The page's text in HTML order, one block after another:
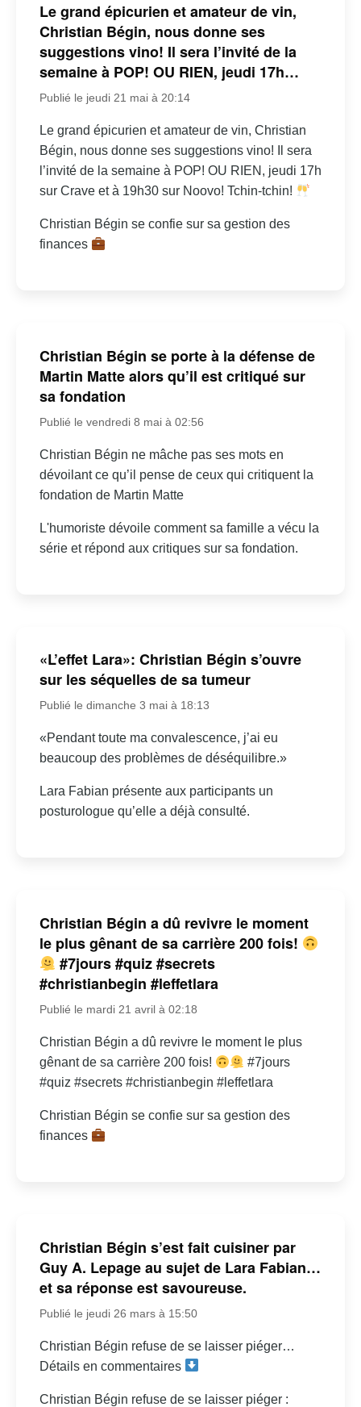
Le grand épicurien et amateur de vin,
Christian Bégin, nous donne ses
suggestions vino! Il sera l’invité de la
semaine à POP! OU RIEN, jeudi 17h…
Publié le jeudi 21 mai à 20:14
Le grand épicurien et amateur de vin, Christian
Bégin, nous donne ses suggestions vino! Il sera
l’invité de la semaine à POP! OU RIEN, jeudi 17h
sur Crave et à 19h30 sur Noovo! Tchin-tchin!
Christian Bégin se confie sur sa gestion des
finances
Christian Bégin se porte à la défense de
Martin Matte alors qu’il est critiqué sur
sa fondation
Publié le vendredi 8 mai à 02:56
Christian Bégin ne mâche pas ses mots en
dévoilant ce qu’il pense de ceux qui critiquent la
fondation de Martin Matte
L'humoriste dévoile comment sa famille a vécu la
série et répond aux critiques sur sa fondation.
«L’effet Lara»: Christian Bégin s’ouvre
sur les séquelles de sa tumeur
Publié le dimanche 3 mai à 18:13
«Pendant toute ma convalescence, j’ai eu
beaucoup des problèmes de déséquilibre.»
Lara Fabian présente aux participants un
posturologue qu’elle a déjà consulté.
Christian Bégin a dû revivre le moment
le plus gênant de sa carrière 200 fois!
#7jours #quiz #secrets
#christianbegin #leffetlara
Publié le mardi 21 avril à 02:18
Christian Bégin a dû revivre le moment le plus
gênant de sa carrière 200 fois!
#7jours
#quiz #secrets #christianbegin #leffetlara
Christian Bégin se confie sur sa gestion des
finances
Christian Bégin s’est fait cuisiner par
Guy A. Lepage au sujet de Lara Fabian…
et sa réponse est savoureuse.
Publié le jeudi 26 mars à 15:50
Christian Bégin refuse de se laisser piéger…
Détails en commentaires
Christian Bégin refuse de se laisser piéger :